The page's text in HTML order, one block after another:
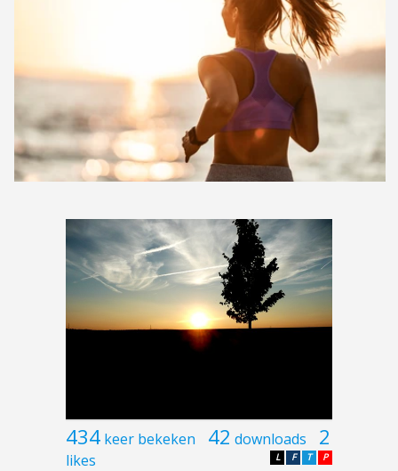
434 keer bekeken 42 downloads 2
likes P
T
F
L